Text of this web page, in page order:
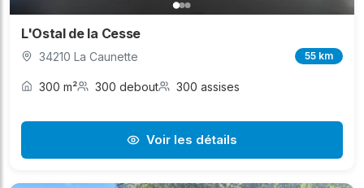
L'Ostal de la Cesse
34210 La Caunette 55 km
300 m² 300 debout 300 assises
Voir les détails